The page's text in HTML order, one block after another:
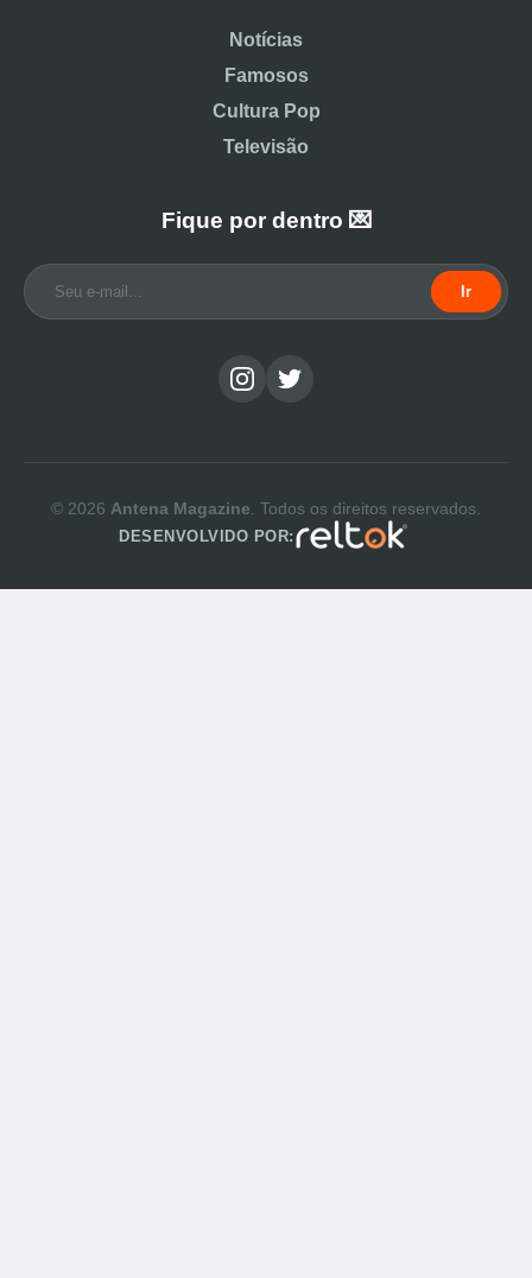
Notícias
Famosos
Cultura Pop
Televisão
Fique por dentro 💌
Ir
© 2026 Antena Magazine . Todos os direitos reservados.
DESENVOLVIDO POR: